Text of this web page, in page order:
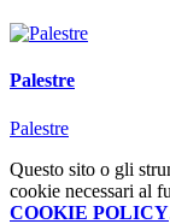
Palestre
Palestre
Questo sito o gli
cookie necessari al
COOKIE POLICY